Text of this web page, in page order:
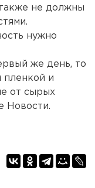
не должны
нужно
же день, то
пленкой и
от сырых
Новости.